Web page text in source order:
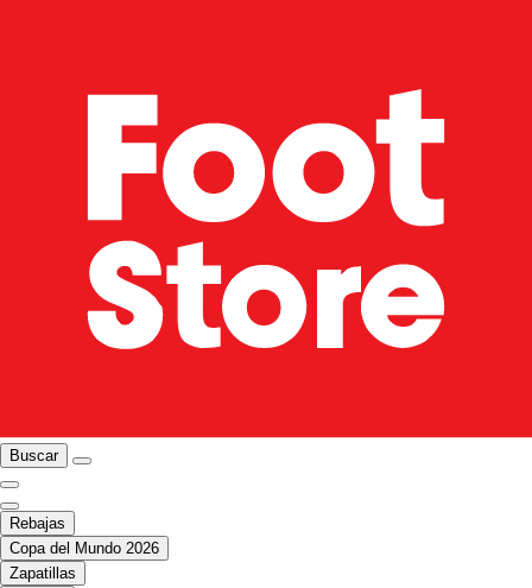
Buscar
Rebajas
Copa del Mundo 2026
Zapatillas